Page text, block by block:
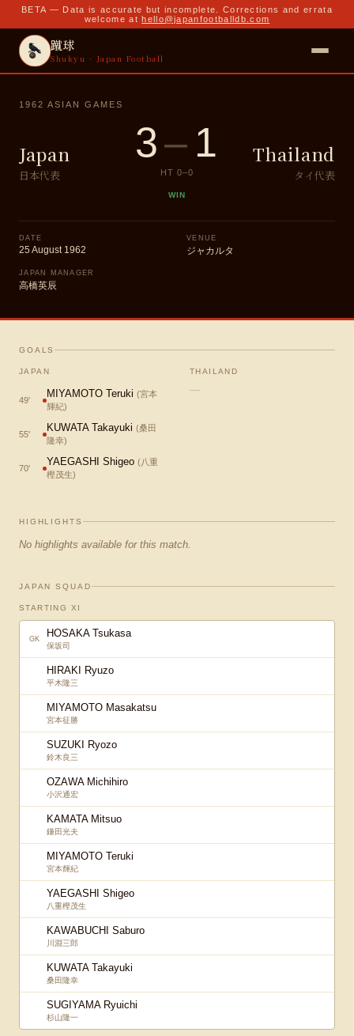
BETA — Data is accurate but incomplete. Corrections and errata
welcome at hello@japanfootballdb.com
蹴球
Shukyu · Japan Football
1962 ASIAN GAMES
Japan
日本代表
3– 1
HT 0–0
WIN
Thailand
タイ代表
DATE
25 August 1962
VENUE
ジャカルタ
JAPAN MANAGER
高橋英辰
GOALS
JAPAN
49'
MIYAMOTO Teruki (宮本
輝紀)
55'
KUWATA Takayuki (桑田
隆幸)
70'
YAEGASHI Shigeo (八重
樫茂生)
THAILAND
—
HIGHLIGHTS
No highlights available for this match.
JAPAN SQUAD
STARTING XI
GK HOSAKA Tsukasa
保坂司
HIRAKI Ryuzo
平木隆三
MIYAMOTO Masakatsu
宮本征勝
SUZUKI Ryozo
鈴木良三
OZAWA Michihiro
小沢通宏
KAMATA Mitsuo
鎌田光夫
MIYAMOTO Teruki
宮本輝紀
YAEGASHI Shigeo
八重樫茂生
KAWABUCHI Saburo
川淵三郎
KUWATA Takayuki
桑田隆幸
SUGIYAMA Ryuichi
杉山隆一